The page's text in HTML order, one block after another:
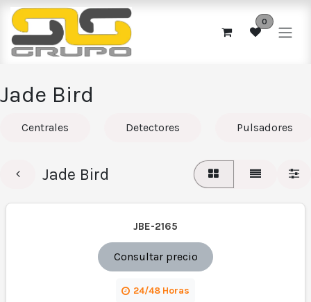
Ir al contenido
0
Jade Bird
Centrales Detectores Pulsadores
Jade Bird
JBE-2165
Consultar precio
24/48 Horas